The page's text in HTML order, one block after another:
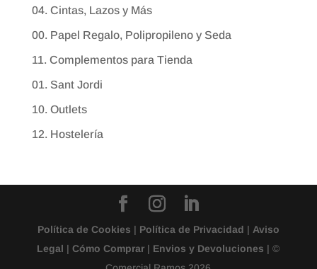
04. Cintas, Lazos y Más
00. Papel Regalo, Polipropileno y Seda
11. Complementos para Tienda
01. Sant Jordi
10. Outlets
12. Hostelería
Política de Cookies | Política de Privacidad | Aviso
Legal |Cómo Comprar | Envios y Devoluciones | ©